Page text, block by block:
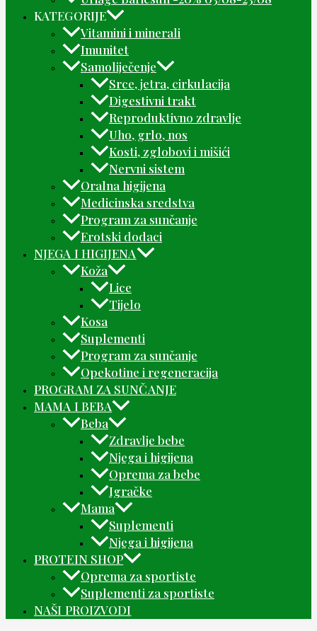
KATEGORIJE
Vitamini i minerali
Imunitet
Samoliječenje
Srce, jetra, cirkulacija
Digestivni trakt
Reproduktivno zdravlje
Uho, grlo, nos
Kosti, zglobovi i mišići
Nervni sistem
Oralna higijena
Medicinska sredstva
Program za sunčanje
Erotski dodaci
NJEGA I HIGIJENA
Koža
Lice
Tijelo
Kosa
Suplementi
Program za sunčanje
Opekotine i regeneracija
PROGRAM ZA SUNČANJE
MAMA I BEBA
Beba
Zdravlje bebe
Njega i higijena
Oprema za bebe
Igračke
Mama
Suplementi
Njega i higijena
PROTEIN SHOP
Oprema za sportiste
Suplementi za sportiste
NAŠI PROIZVODI